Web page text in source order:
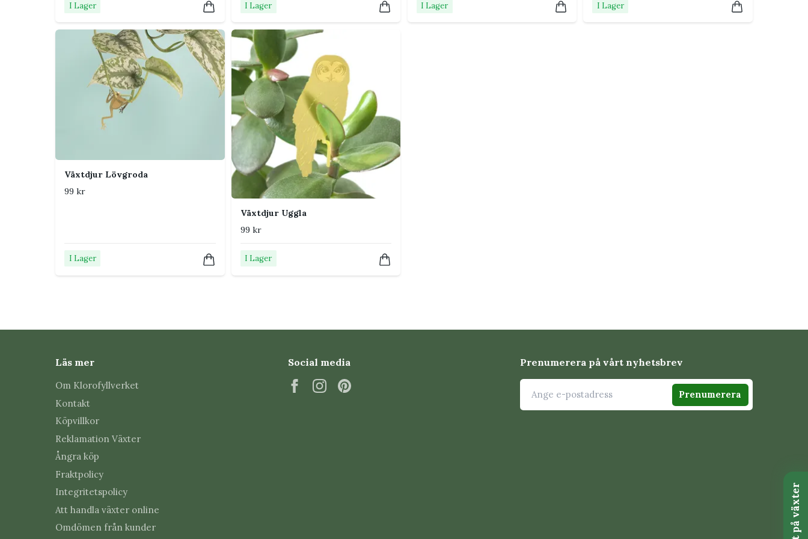
Skadar metallen växten?
Inte när dekorationen placeras löst på en stadig del av växten. Kontrollera fästet ibland och
flytta figuren när stjälken växer.
I Lager I Lager I Lager I Lager
Växtdjur Lövgroda
99 kr
I Lager
Växtdjur Uggla
99 kr
I Lager
Läs mer
Om Klorofyllverket
Kontakt
Köpvillkor
Reklamation Växter
Ångra köp
Fraktpolicy
Integritetspolicy
Att handla växter online
Omdömen från kunder
Social media Prenumerera på vårt nyhetsbrev
Prenumerera